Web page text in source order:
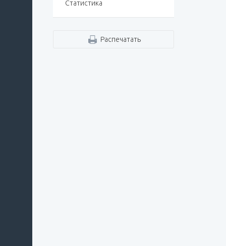
Статистика
Распечатать